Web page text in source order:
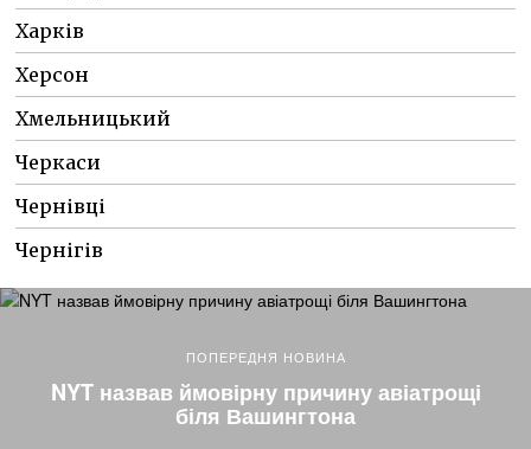
Харків
Херсон
Хмельницький
Черкаси
Чернівці
Чернігів
ПОПЕРЕДНЯ НОВИНА
NYT назвав ймовірну причину авіатрощі
біля Вашингтона